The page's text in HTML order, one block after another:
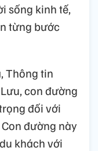
sống kinh tế,
từng bước
Thông tin
con đường
đối với
đường này
khách với